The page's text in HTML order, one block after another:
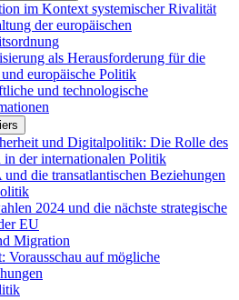
im Kontext systemischer Rivalität
der europäischen
als Herausforderung für die
und europäische Politik
und technologische
und Digitalpolitik: Die Rolle des
der internationalen Politik
die transatlantischen Beziehungen
2024 und die nächste strategische
EU
Migration
Vorausschau auf mögliche